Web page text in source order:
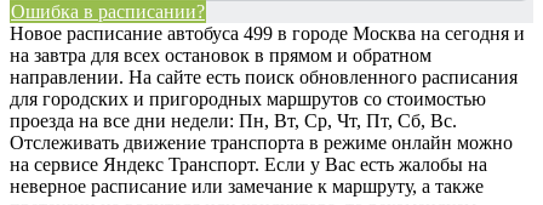
Ошибка в расписании?
Новое расписание автобуса 499 в городе Москва на сегодня и
на завтра для всех остановок в прямом и обратном
направлении. На сайте есть поиск обновленного расписания
для городских и пригородных маршрутов со стоимостью
проезда на все дни недели: Пн, Вт, Ср, Чт, Пт, Сб, Вс.
Отслеживать движение транспорта в режиме онлайн можно
на сервисе Яндекс Транспорт. Если у Вас есть жалобы на
неверное расписание или замечание к маршруту, а также